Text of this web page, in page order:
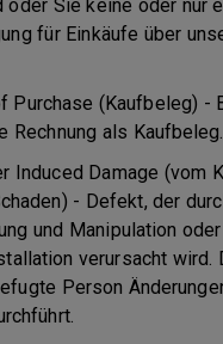
oder Sie keine oder nur
für Einkäufe über
Purchase (Kaufbeleg) -
Rechnung als Kaufbeleg.
Induced Damage (vom
- Defekt, der
und Manipulation
verursacht wird.
Person